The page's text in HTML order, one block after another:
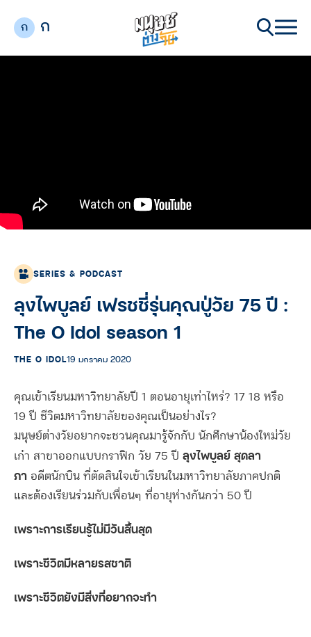
ก ก
SERIES & PODCAST
ลุงไพบูลย์ เฟรชชี่รุ่นคุณปู่วัย 75 ปี :
The O Idol season 1
THE O IDOL19 มกราคม 2020
คุณเข้าเรียนมหาวิทยาลัยปี 1 ตอนอายุเท่าไหร่? 17 18 หรือ
19 ปี ชีวิตมหาวิทยาลัยของคุณเป็นอย่างไร?
มนุษย์ต่างวัยอยากจะชวนคุณมารู้จักกับ นักศึกษาน้องใหม่วัย
เก๋า สาขาออกแบบกราฟิก วัย 75 ปี ลุงไพบูลย์ สุดลา
ภา อดีตนักบิน ที่ตัดสินใจเข้าเรียนในมหาวิทยาลัยภาคปกติ
และต้องเรียนร่วมกับเพื่อนๆ ที่อายุห่างกันกว่า 50 ปี
เพราะการเรียนรู้ไม่มีวันสิ้นสุด
เพราะชีวิตมีหลายรสชาติ
เพราะชีวิตยังมีสิ่งที่อยากจะทำ